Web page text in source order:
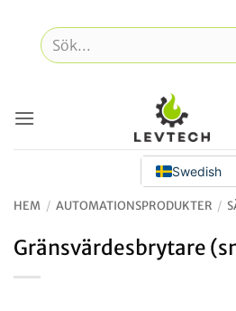
innehåll
Sök
efter:
Swedish
HEM / AUTOMATIONSPRODUKTER /
Gränsvärdesbrytare